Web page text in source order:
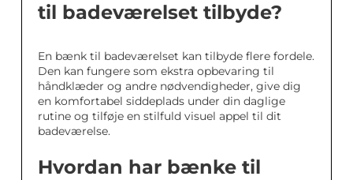
til badeværelset tilbyde?
En bænk til badeværelset kan tilbyde flere fordele.
Den kan fungere som ekstra opbevaring til
håndklæder og andre nødvendigheder, give dig
en komfortabel siddeplads under din daglige
rutine og tilføje en stilfuld visuel appel til dit
badeværelse.
Hvordan har bænke til